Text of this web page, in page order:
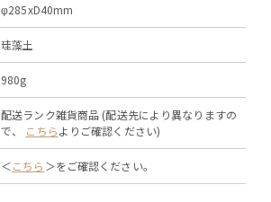
φ285xD40mm
珪藻土
980g
配送ランク雑貨商品 (配送先により異なりますの
で、 こちらよりご確認ください)
＜こちら ＞をご確認ください。